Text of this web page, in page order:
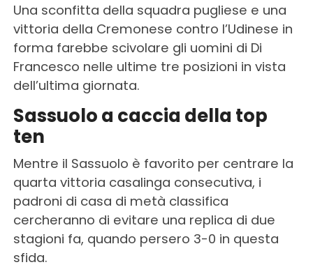
Una sconfitta della squadra pugliese e una
vittoria della Cremonese contro l’Udinese in
forma farebbe scivolare gli uomini di Di
Francesco nelle ultime tre posizioni in vista
dell’ultima giornata.
Sassuolo a caccia della top
ten
Mentre il Sassuolo è favorito per centrare la
quarta vittoria casalinga consecutiva, i
padroni di casa di metà classifica
cercheranno di evitare una replica di due
stagioni fa, quando persero 3-0 in questa
sfida.